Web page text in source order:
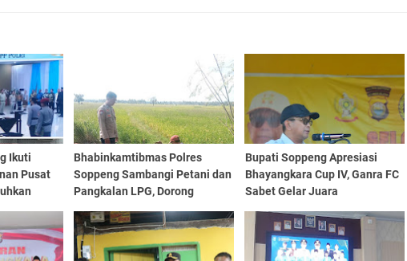
Ikuti
Pusat
Bhabinkamtibmas Polres
Soppeng Sambangi Petani dan
Pangkalan LPG, Dorong
Pengawasan Distribusi Gas
Bersubsidi
Bupati Soppeng Apresiasi
Bhayangkara Cup IV, Ganra FC
Sabet Gelar Juara